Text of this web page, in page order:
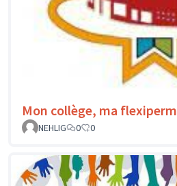
Mon collège, ma flexiperm
NEHLIG
0 0